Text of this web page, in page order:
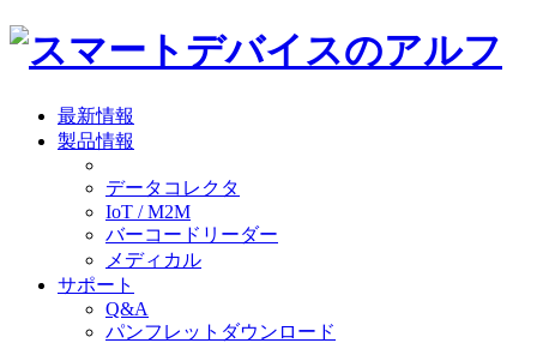
最新情報
製品情報
データコレクタ
IoT / M2M
バーコードリーダー
メディカル
サポート
Q&A
パンフレットダウンロード